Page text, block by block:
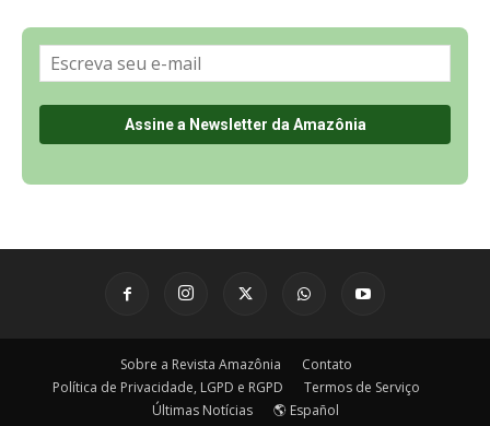
Sobre a Revista Amazônia
Contato
Política de Privacidade, LGPD e RGPD
Termos de Serviço
Últimas Notícias
🌎 Español